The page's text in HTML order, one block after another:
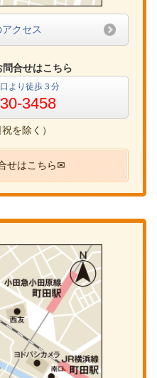
クセス
問合せはこちら
より徒歩３分
3458
を除く）
せはこちら✉